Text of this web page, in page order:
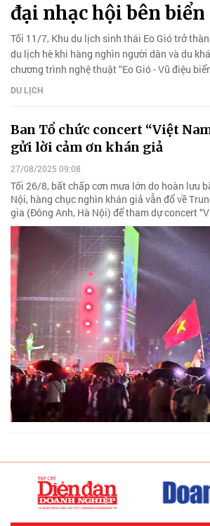
đại nhạc hội bên biển
Tối 11/7, Khu du lịch sinh thái Eo Gió trở
du lịch hè khi hàng nghìn người dân và du
chương trình nghệ thuật “Eo Gió - Vũ điệu
DU LỊCH
Ban Tổ chức concert “Việt
gửi lời cảm ơn khán giả
27/08/2025 09:08
Tối 26/8, bất chấp cơn mưa lớn do hoàn lưu
Nội, hàng chục nghìn khán giả vẫn đổ về
gia (Đông Anh, Hà Nội) để tham dự concert